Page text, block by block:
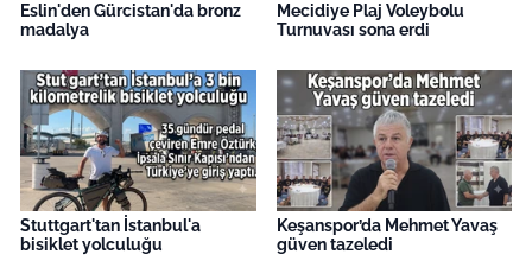
Eslin'den Gürcistan'da bronz
madalya
Mecidiye Plaj Voleybolu
Turnuvası sona erdi
Stuttgart'tan İstanbul'a
bisiklet yolculuğu
Keşanspor’da Mehmet Yavaş
güven tazeledi